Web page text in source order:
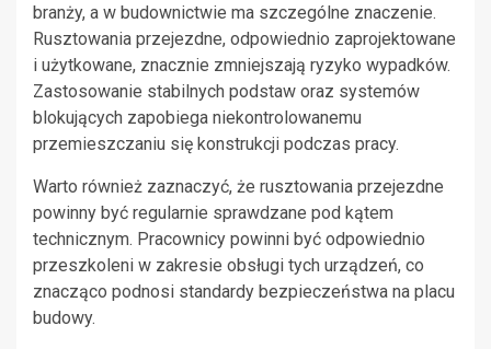
branży, a w budownictwie ma szczególne znaczenie.
Rusztowania przejezdne, odpowiednio zaprojektowane
i użytkowane, znacznie zmniejszają ryzyko wypadków.
Zastosowanie stabilnych podstaw oraz systemów
blokujących zapobiega niekontrolowanemu
przemieszczaniu się konstrukcji podczas pracy.
Warto również zaznaczyć, że rusztowania przejezdne
powinny być regularnie sprawdzane pod kątem
technicznym. Pracownicy powinni być odpowiednio
przeszkoleni w zakresie obsługi tych urządzeń, co
znacząco podnosi standardy bezpieczeństwa na placu
budowy.